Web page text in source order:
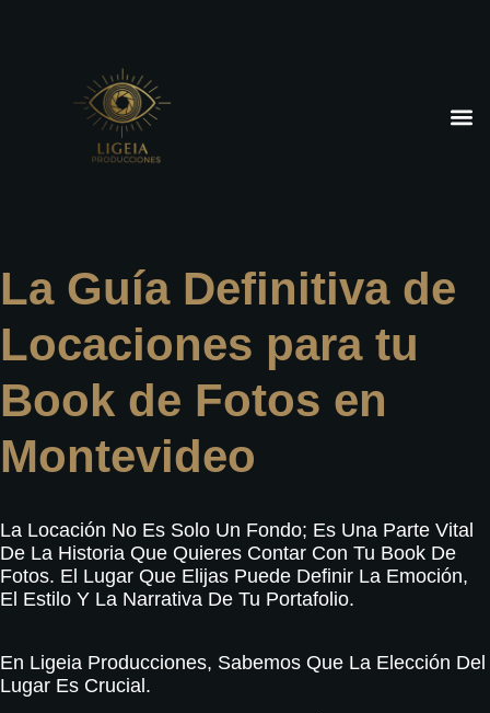
La Guía Definitiva de
Locaciones para tu
Book de Fotos en
Montevideo
La Locación No Es Solo Un Fondo; Es Una Parte Vital
De La Historia Que Quieres Contar Con Tu Book De
Fotos. El Lugar Que Elijas Puede Definir La Emoción,
El Estilo Y La Narrativa De Tu Portafolio.
En Ligeia Producciones, Sabemos Que La Elección Del
Lugar Es Crucial.